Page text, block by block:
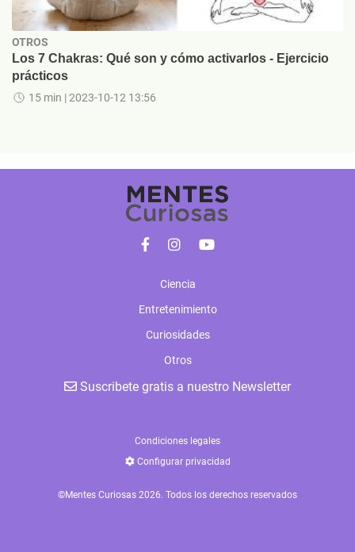
OTROS
Los 7 Chakras: Qué son y cómo activarlos - Ejercicio
prácticos
15 min | 2023-10-12 13:56
Ciencia
Entretenimiento
Curiosidades
Otros
Suscribete gratis a nuestro Newsletter
Condiciones legales
Configurar privacidad
©Mentes Curiosas 2026. Todos los derechos reservados